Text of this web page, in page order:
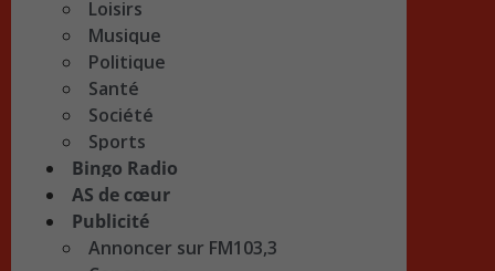
Loisirs
Musique
Politique
Santé
Société
Sports
Bingo Radio
AS de cœur
Publicité
Annoncer sur FM103,3